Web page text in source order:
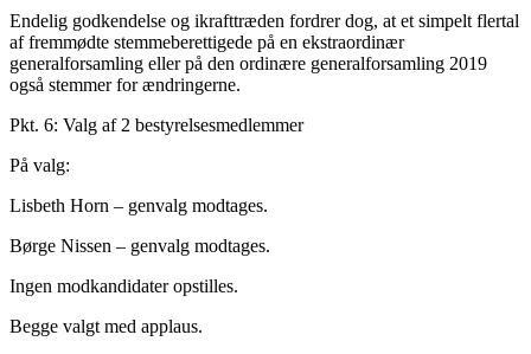
Endelig godkendelse og ikrafttræden fordrer dog, at et simpelt flertal
af fremmødte stemmeberettigede på en ekstraordinær
generalforsamling eller på den ordinære generalforsamling 2019
også stemmer for ændringerne.
Pkt. 6: Valg af 2 bestyrelsesmedlemmer
På valg:
Lisbeth Horn – genvalg modtages.
Børge Nissen – genvalg modtages.
Ingen modkandidater opstilles.
Begge valgt med applaus.